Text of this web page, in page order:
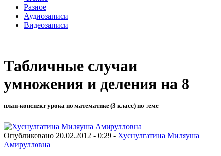
Разное
Аудиозаписи
Видеозаписи
Табличные случаи
умножения и деления на 8
план-конспект урока по математике (3 класс) по теме
Опубликовано 20.02.2012 - 0:29 - Хуснулгатина Миляуша
Амирулловна